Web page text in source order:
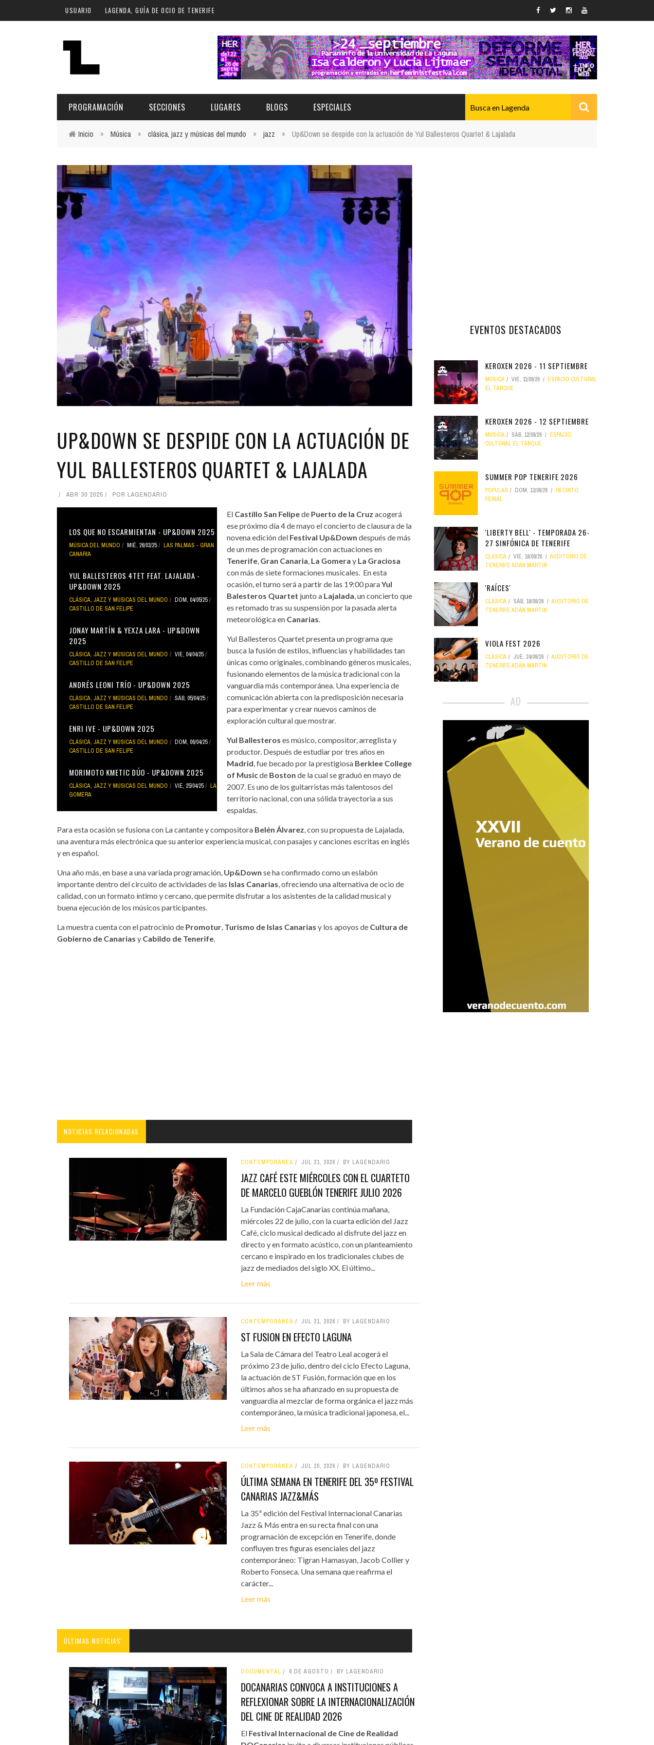
Pasar al contenido principal
USUARIO LAGENDA, GUÍA DE OCIO DE TENERIFE
PROGRAMACIÓN
Plan Finde
Norte
Sur
Santa Cruz | La Laguna
Islas
Cultura
Deporte y Naturaleza
Gastro
Música
SECCIONES
ESCÉNICAS
CULTURA
GASTRONOMÍA
LUGARES
SALAS Y AUDITORIOS
ESPACIOS CULTURALES
NOCHE
LOCALES CON ACTUACIONES
COMERCIO
FORMATIVO
BLOGS ESPECIALES
FESTIVAL TAGANANA 2026
TENERIFE PHE FESTIVAL 2026
XXVII VERANO DE CUENTO
Inicio » Música » clásica, jazz y músicas del mundo » jazz » Up&Down se despide con la actuación de Yul Ballesteros Quartet & Lajalada
UP&DOWN SE DESPIDE CON LA ACTUACIÓN DE
YUL BALLESTEROS QUARTET & LAJALADA
ABR 30 2025 POR LAGENDARIO
LOS QUE NO ESCARMIENTAN - UP&DOWN 2025
MÚSICA DEL MUNDO MIÉ, 26/03/25
LAS PALMAS - GRAN
CANARIA
YUL BALLESTEROS 4TET FEAT. LAJALADA -
UP&DOWN 2025
CLÁSICA, JAZZ Y MÚSICAS DEL MUNDO
DOM, 04/05/25
CASTILLO DE SAN FELIPE
JONAY MARTÍN & YEXZA LARA - UP&DOWN
2025
CLÁSICA, JAZZ Y MÚSICAS DEL MUNDO
VIE, 04/04/25
CASTILLO DE SAN FELIPE
ANDRÉS LEONI TRÍO - UP&DOWN 2025
CLÁSICA, JAZZ Y MÚSICAS DEL MUNDO
SÁB, 05/04/25
CASTILLO DE SAN FELIPE
ENRI IVE - UP&DOWN 2025
CLÁSICA, JAZZ Y MÚSICAS DEL MUNDO
DOM, 06/04/25
CASTILLO DE SAN FELIPE
MORIMOTO KMETIC DÚO - UP&DOWN 2025
CLÁSICA, JAZZ Y MÚSICAS DEL MUNDO VIE, 25/04/25
LA
GOMERA
ElCastillo San Felipede Puerto de la Cruz acogerá
ese próximo día 4 de mayo el concierto de clausura de la
novena edición del Festival Up&Down después de más
de un mes de programación con actuaciones en
Tenerife, Gran Canaria La Gomera y La Graciosa
con más de siete formaciones musicales. En esta
ocasión, el turno será a partir de las 19:00 paraYul
Balesteros Quartet junto a Lajalada , un concierto que
es retomado tras su suspensión por la pasada alerta
meteorológica en Canarias
Yul Ballesteros Quartet presenta un programa que
busca la fusión de estilos, influencias y habilidades tan
únicas como originales, combinando géneros musicales,
fusionando elementos de la música tradicional con la
vanguardia más contemporánea. Una experiencia de
comunicación abierta con la predisposición necesaria
para experimentar y crear nuevos caminos de
exploración cultural que mostrar.
Yul Ballesteros es músico, compositor, arreglista y
productor. Después de estudiar por tres años en
Madrid , fue becado por la prestigiosa Berklee College
of MusicdeBoston de la cual se graduó en mayo de
2007. Es uno de los guitarristas más talentosos del
territorio nacional, con una sólida trayectoria a sus
espaldas.
Para esta ocasión se fusiona con La cantante y compositora Belén Álvarez , con su propuesta de Lajalada,
una aventura más electrónica que su anterior experiencia musical, con pasajes y canciones escritas en inglés
y en español.
Una año más, en base a una variada programación, Up&Down se ha confirmado como un eslabón
importante dentro del circuito de actividades de las Islas Canarias , ofreciendo una alternativa de ocio de
calidad, con un formato íntimo y cercano, que permite disfrutar a los asistentes de la calidad musical y
buena ejecución de los músicos participantes.
La muestra cuenta con el patrocinio de Promotur Turismo de Islas Canarias y los apoyos de Cultura de
Gobierno de Canarias y Cabildo de Tenerife
NOTICIAS RELACIONADAS
CONTEMPORÁNEA JUL 21, 2026 BY LAGENDARIO
JAZZ CAFÉ ESTE MIÉRCOLES CON EL CUARTETO
DE MARCELO GUEBLÓN TENERIFE JULIO 2026
La Fundación CajaCanarias continúa mañana,
miércoles 22 de julio, con la cuarta edición del Jazz
Café, ciclo musical dedicado al disfrute del jazz en
directo y en formato acústico, con un planteamiento
cercano e inspirado en los tradicionales clubes de
jazz de mediados del siglo XX. El último...
Leer más
CONTEMPORÁNEA JUL 21, 2026 BY LAGENDARIO
ST FUSION EN EFECTO LAGUNA
La Sala de Cámara del Teatro Leal acogerá el
próximo 23 de julio, dentro del ciclo Efecto Laguna,
la actuación de ST Fusión, formación que en los
últimos años se ha afianzado en su propuesta de
vanguardia al mezclar de forma orgánica el jazz más
contemporáneo, la música tradicional japonesa, el...
Leer más
CONTEMPORÁNEA JUL 20, 2026 BY LAGENDARIO
ÚLTIMA SEMANA EN TENERIFE DEL 35º FESTIVAL
CANARIAS JAZZ&MÁS
La 35ª edición del Festival Internacional Canarias
Jazz & Más entra en su recta final con una
programación de excepción en Tenerife, donde
confluyen tres figuras esenciales del jazz
contemporáneo: Tigran Hamasyan, Jacob Collier y
Roberto Fonseca. Una semana que reafirma el
carácter...
Leer más
ÚLTIMAS NOTICIAS'
DOCUMENTAL 6 DE AGOSTO BY LAGENDARIO
DOCANARIAS CONVOCA A INSTITUCIONES A
REFLEXIONAR SOBRE LA INTERNACIONALIZACIÓN
DEL CINE DE REALIDAD 2026
El Festival Internacional de Cine de Realidad
EVENTOS DESTACADOS
KEROXEN 2026 - 11 SEPTIEMBRE
MÚSICA VIE, 11/09/26
ESPACIO CULTURAL
EL TANQUE
KEROXEN 2026 - 12 SEPTIEMBRE
MÚSICA SÁB, 12/09/26
ESPACIO
CULTURAL EL TANQUE
SUMMER POP TENERIFE 2026
POPULAR DOM, 13/09/26
RECINTO
FERIAL
'LIBERTY BELL' - TEMPORADA 26-
27 SINFÓNICA DE TENERIFE
CLÁSICA VIE, 18/09/26
AUDITORIO DE
TENERIFE ADÁN MARTÍN
'RAÍCES'
CLÁSICA SÁB, 19/09/26
AUDITORIO DE
TENERIFE ADÁN MARTÍN
VIOLA FEST 2026
CLÁSICA JUE, 24/09/26
AUDITORIO DE
TENERIFE ADÁN MARTÍN
AD